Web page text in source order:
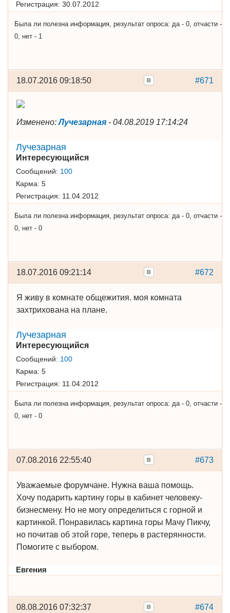
Регистрация: 30.07.2012
Была ли полезна информация, результат опроса: да - 0, отчасти -
0, нет - 1
#671
18.07.2016 09:18:50
Изменено:Лучезарная - 04.08.2019 17:14:24
Лучезарная
Интересующийся
Сообщений: 100
Карма: 5
Регистрация: 11.04.2012
Была ли полезна информация, результат опроса: да - 0, отчасти -
0, нет - 0
#672
18.07.2016 09:21:14
Я живу в комнате общежития. моя комната
захтрихована на плане.
Лучезарная
Интересующийся
Сообщений: 100
Карма: 5
Регистрация: 11.04.2012
Была ли полезна информация, результат опроса: да - 0, отчасти -
0, нет - 0
#673
07.08.2016 22:55:40
Уважаемые форумчане. Нужна ваша помощь.
Хочу подарить картину горы в кабинет человеку-
бизнесмену. Но не могу определиться с горной и
картинкой. Понравилась картина горы Мачу Пикчу,
но почитав об этой горе, теперь в растерянности.
Помогите с выбором.
Евгения
#674
08.08.2016 07:32:37